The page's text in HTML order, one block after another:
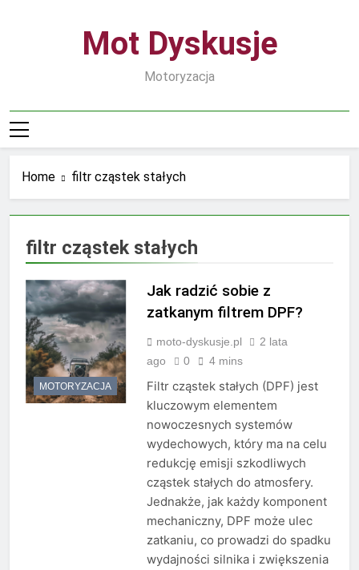
Mot Dyskusje
Motoryzacja
Home filtr cząstek stałych
filtr cząstek stałych
MOTORYZACJA
Jak radzić sobie z
zatkanym filtrem DPF?
moto-dyskusje.pl
2 lata
ago
0 4 mins
Filtr cząstek stałych (DPF) jest
kluczowym elementem
nowoczesnych systemów
wydechowych, który ma na celu
redukcję emisji szkodliwych
cząstek stałych do atmosfery.
Jednakże, jak każdy komponent
mechaniczny, DPF może ulec
zatkaniu, co prowadzi do spadku
wydajności silnika i zwiększenia